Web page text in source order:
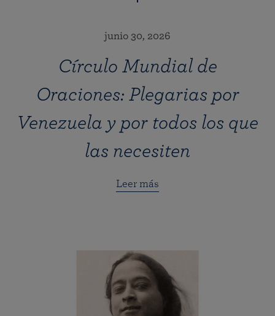
junio 30, 2026
Círculo Mundial de
Oraciones: Plegarias por
Venezuela y por todos los que
las necesiten
Leer más